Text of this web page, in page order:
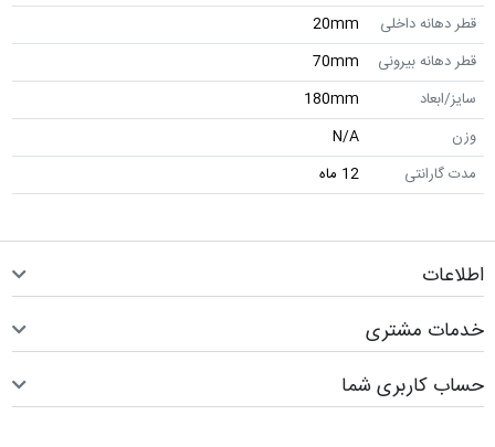
قطر دهانه داخلی
20mm
قطر دهانه بیرونی
70mm
سایز/ابعاد
180mm
وزن
N/A
مدت گارانتی
12 ماه
اطلاعات
خدمات مشتری
حساب کاربری شما